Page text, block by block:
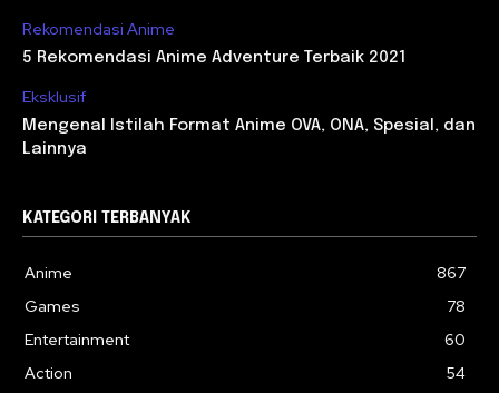
Rekomendasi Anime
5 Rekomendasi Anime Adventure Terbaik 2021
Eksklusif
Mengenal Istilah Format Anime OVA, ONA, Spesial, dan
Lainnya
KATEGORI TERBANYAK
Anime
867
Games
78
Entertainment
60
Action
54